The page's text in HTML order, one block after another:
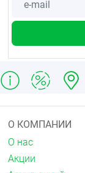
О КОМПАНИИ
О нас
Акции